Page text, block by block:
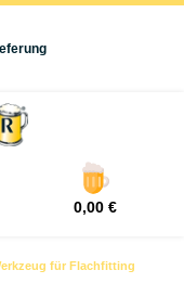
0,00 €
für Flachfitting